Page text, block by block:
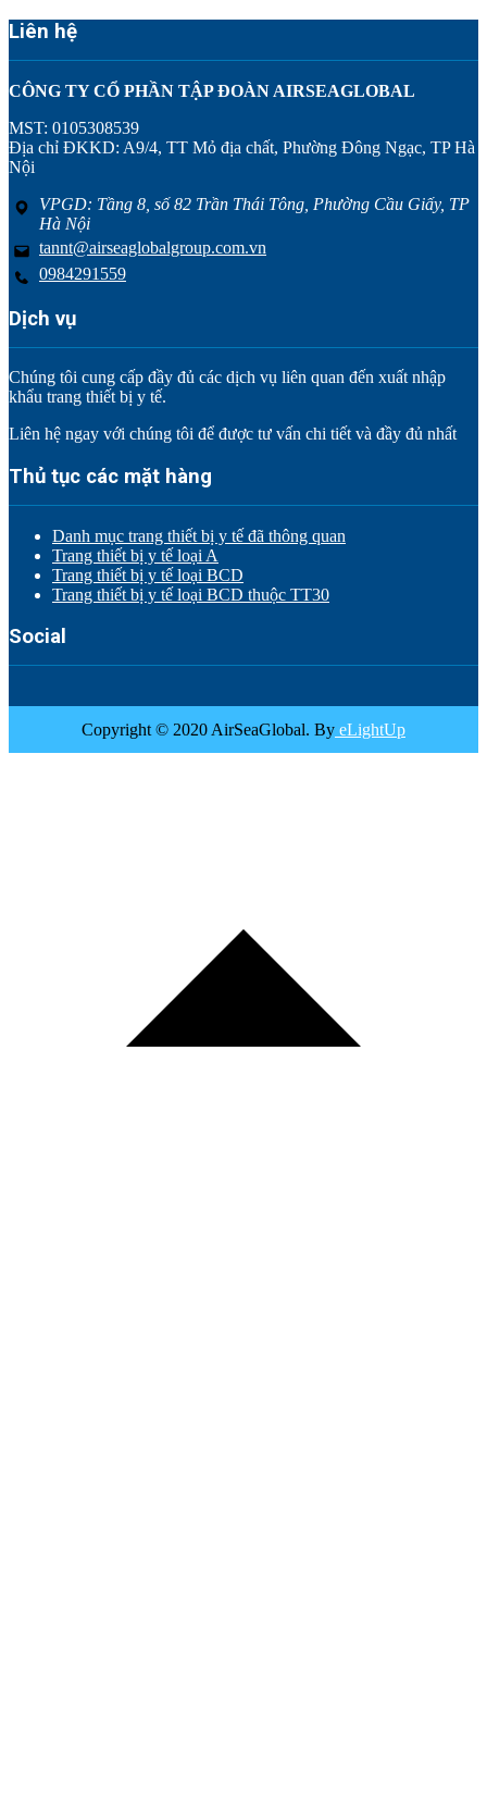
Liên hệ
CÔNG TY CỔ PHẦN TẬP ĐOÀN AIRSEAGLOBAL
MST: 0105308539
Địa chỉ ĐKKD: A9/4, TT Mỏ địa chất, Phường Đông Ngạc, TP Hà
Nội
VPGD: Tầng 8, số 82 Trần Thái Tông, Phường Cầu Giấy, TP
Hà Nội
tannt@airseaglobalgroup.com.vn
0984291559
Dịch vụ
Chúng tôi cung cấp đầy đủ các dịch vụ liên quan đến xuất nhập
khẩu trang thiết bị y tế.
Liên hệ ngay với chúng tôi để được tư vấn chi tiết và đầy đủ nhất
Thủ tục các mặt hàng
Danh mục trang thiết bị y tế đã thông quan
Trang thiết bị y tế loại A
Trang thiết bị y tế loại BCD
Trang thiết bị y tế loại BCD thuộc TT30
Social
Copyright © 2020 AirSeaGlobal. By eLightUp